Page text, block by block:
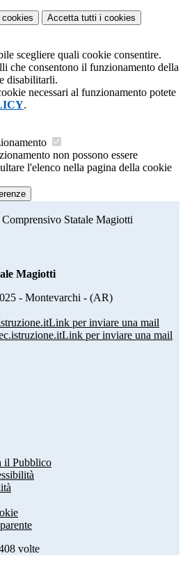
cookies Accetta tutti i cookies
scegliere quali cookie consentire.
che consentono il funzionamento della
disabilitarli.
necessari al funzionamento potete
.
non possono essere
l'elenco nella pagina della cookie
Statale Magiotti
Magiotti
- Montevarchi - (AR)
Link per inviare una mail
Link per inviare una mail
il Pubblico
volte